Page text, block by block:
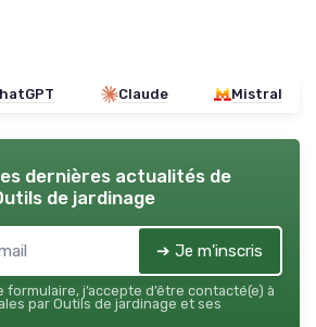
Claude Mistral
dernières actualités de
de jardinage
➔ Je m'inscris
formulaire, j’accepte d’être contacté(e) à
par Outils de jardinage et ses